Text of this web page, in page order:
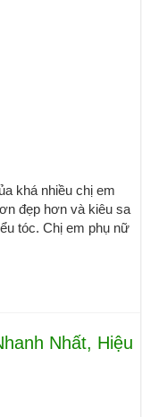
khá nhiều chị em
đẹp hơn và kiêu sa
tóc. Chị em phụ nữ
Nhất, Hiệu